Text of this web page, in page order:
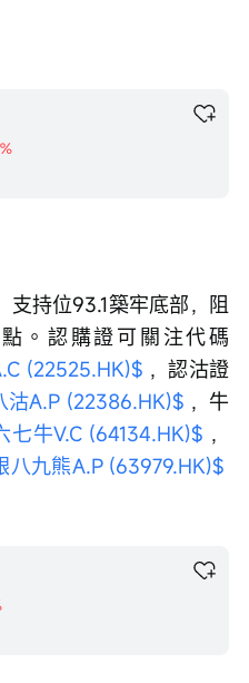
支持位93.1築牢底部，阻
。認購證可關注代碼
(22525.HK)$ ，認沽證
沽A.P (22386.HK)$ ，牛
七牛V.C (64134.HK)$ ，
八九熊A.P (63979.HK)$